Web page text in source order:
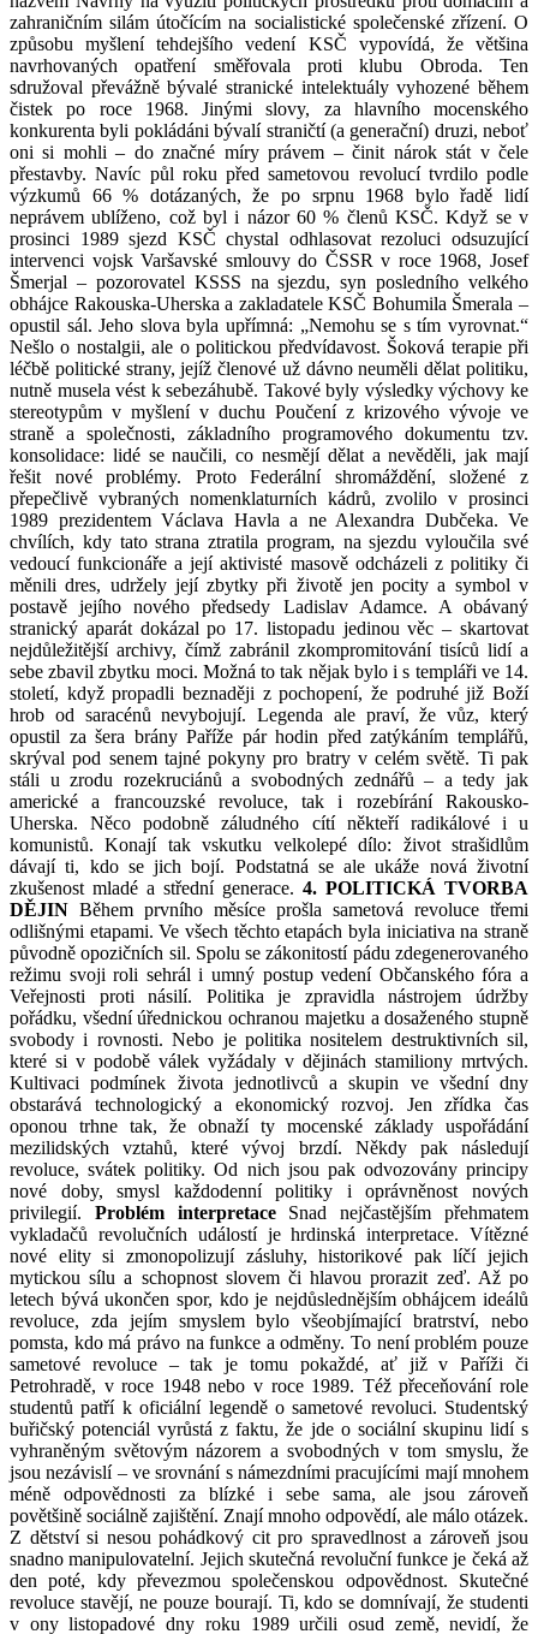
zahraničním silám útočícím na socialistické společenské zřízení. O
způsobu myšlení tehdejšího vedení KSČ vypovídá, že většina
navrhovaných opatření směřovala proti klubu Obroda. Ten
sdružoval převážně bývalé stranické intelektuály vyhozené během
čistek po roce 1968. Jinými slovy, za hlavního mocenského
konkurenta byli pokládáni bývalí straničtí (a generační) druzi, neboť
oni si mohli – do značné míry právem – činit nárok stát v čele
přestavby. Navíc půl roku před sametovou revolucí tvrdilo podle
výzkumů 66 % dotázaných, že po srpnu 1968 bylo řadě lidí
neprávem ublíženo, což byl i názor 60 % členů KSČ. Když se v
prosinci 1989 sjezd KSČ chystal odhlasovat rezoluci odsuzující
intervenci vojsk Varšavské smlouvy do ČSSR v roce 1968, Josef
Šmerjal – pozorovatel KSSS na sjezdu, syn posledního velkého
obhájce Rakouska-Uherska a zakladatele KSČ Bohumila Šmerala –
opustil sál. Jeho slova byla upřímná: „Nemohu se s tím vyrovnat.“
Nešlo o nostalgii, ale o politickou předvídavost. Šoková terapie při
léčbě politické strany, jejíž členové už dávno neuměli dělat politiku,
nutně musela vést k sebezáhubě. Takové byly výsledky výchovy ke
stereotypům v myšlení v duchu Poučení z krizového vývoje ve
straně a společnosti, základního programového dokumentu tzv.
konsolidace: lidé se naučili, co nesmějí dělat a nevěděli, jak mají
řešit nové problémy. Proto Federální shromáždění, složené z
přepečlivě vybraných nomenklaturních kádrů, zvolilo v prosinci
1989 prezidentem Václava Havla a ne Alexandra Dubčeka. Ve
chvílích, kdy tato strana ztratila program, na sjezdu vyloučila své
vedoucí funkcionáře a její aktivisté masově odcházeli z politiky či
měnili dres, udržely její zbytky při životě jen pocity a symbol v
postavě jejího nového předsedy Ladislav Adamce. A obávaný
stranický aparát dokázal po 17. listopadu jedinou věc – skartovat
nejdůležitější archivy, čímž zabránil zkompromitování tisíců lidí a
sebe zbavil zbytku moci. Možná to tak nějak bylo i s templáři ve 14.
století, když propadli beznaději z pochopení, že podruhé již Boží
hrob od saracénů nevybojují. Legenda ale praví, že vůz, který
opustil za šera brány Paříže pár hodin před zatýkáním templářů,
skrýval pod senem tajné pokyny pro bratry v celém světě. Ti pak
stáli u zrodu rozekruciánů a svobodných zednářů – a tedy jak
americké a francouzské revoluce, tak i rozebírání Rakousko-
Uherska. Něco podobně záludného cítí někteří radikálové i u
komunistů. Konají tak vskutku velkolepé dílo: život strašidlům
dávají ti, kdo se jich bojí. Podstatná se ale ukáže nová životní
zkušenost mladé a střední generace. 4. POLITICKÁ TVORBA
DĚJIN Během prvního měsíce prošla sametová revoluce třemi
odlišnými etapami. Ve všech těchto etapách byla iniciativa na straně
původně opozičních sil. Spolu se zákonitostí pádu zdegenerovaného
režimu svoji roli sehrál i umný postup vedení Občanského fóra a
Veřejnosti proti násilí. Politika je zpravidla nástrojem údržby
pořádku, všední úřednickou ochranou majetku a dosaženého stupně
svobody i rovnosti. Nebo je politika nositelem destruktivních sil,
které si v podobě válek vyžádaly v dějinách stamiliony mrtvých.
Kultivaci podmínek života jednotlivců a skupin ve všední dny
obstarává technologický a ekonomický rozvoj. Jen zřídka čas
oponou trhne tak, že obnaží ty mocenské základy uspořádání
mezilidských vztahů, které vývoj brzdí. Někdy pak následují
revoluce, svátek politiky. Od nich jsou pak odvozovány principy
nové doby, smysl každodenní politiky i oprávněnost nových
privilegií. Problém interpretace Snad nejčastějším přehmatem
vykladačů revolučních událostí je hrdinská interpretace. Vítězné
nové elity si zmonopolizují zásluhy, historikové pak líčí jejich
mytickou sílu a schopnost slovem či hlavou prorazit zeď. Až po
letech bývá ukončen spor, kdo je nejdůslednějším obhájcem ideálů
revoluce, zda jejím smyslem bylo všeobjímající bratrství, nebo
pomsta, kdo má právo na funkce a odměny. To není problém pouze
sametové revoluce – tak je tomu pokaždé, ať již v Paříži či
Petrohradě, v roce 1948 nebo v roce 1989. Též přeceňování role
studentů patří k oficiální legendě o sametové revoluci. Studentský
buřičský potenciál vyrůstá z faktu, že jde o sociální skupinu lidí s
vyhraněným světovým názorem a svobodných v tom smyslu, že
jsou nezávislí – ve srovnání s námezdními pracujícími mají mnohem
méně odpovědnosti za blízké i sebe sama, ale jsou zároveň
povětšině sociálně zajištění. Znají mnoho odpovědí, ale málo otázek.
Z dětství si nesou pohádkový cit pro spravedlnost a zároveň jsou
snadno manipulovatelní. Jejich skutečná revoluční funkce je čeká až
den poté, kdy převezmou společenskou odpovědnost. Skutečné
revoluce stavějí, ne pouze bourají. Ti, kdo se domnívají, že studenti
v ony listopadové dny roku 1989 určili osud země, nevidí, že